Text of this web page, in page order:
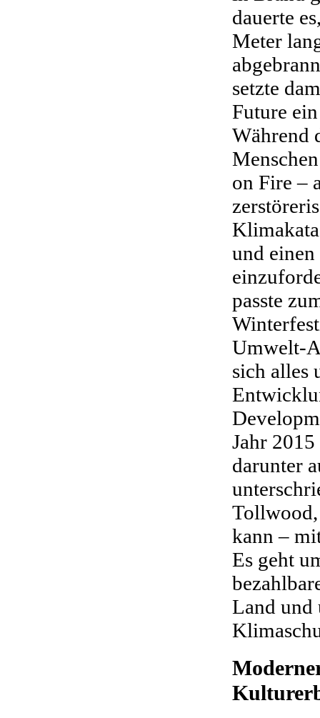
dauerte
Meter
setzte
Future
Während
on Fire –
und
passte
Umwelt-
sich alles
Jahr
darunter
Tollwood,
kann –
Es geht
Land und